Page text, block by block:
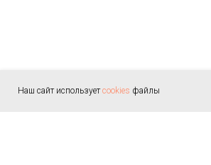
Наш сайт используетcookies файлы